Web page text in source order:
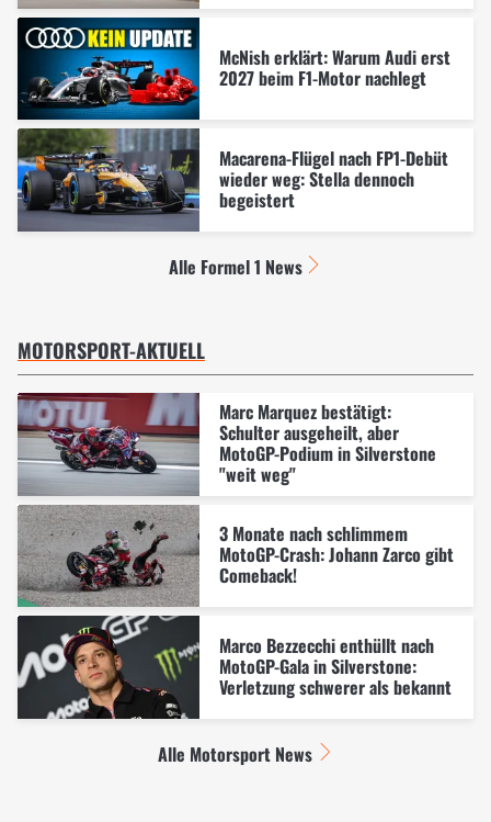
McNish erklärt: Warum Audi erst
2027 beim F1-Motor nachlegt
Macarena-Flügel nach FP1-Debüt
wieder weg: Stella dennoch
begeistert
Alle Formel 1 News
MOTORSPORT-AKTUELL
Marc Marquez bestätigt:
Schulter ausgeheilt, aber
MotoGP-Podium in Silverstone
"weit weg"
3 Monate nach schlimmem
MotoGP-Crash: Johann Zarco gibt
Comeback!
Marco Bezzecchi enthüllt nach
MotoGP-Gala in Silverstone:
Verletzung schwerer als bekannt
Alle Motorsport News